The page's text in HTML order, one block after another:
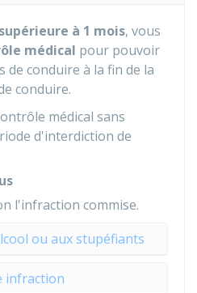
à 1 mois, vous
médical pour pouvoir
conduire à la fin de la
conduire.
médical sans
d'interdiction de
l'infraction commise.
ou aux stupéfiants
infraction